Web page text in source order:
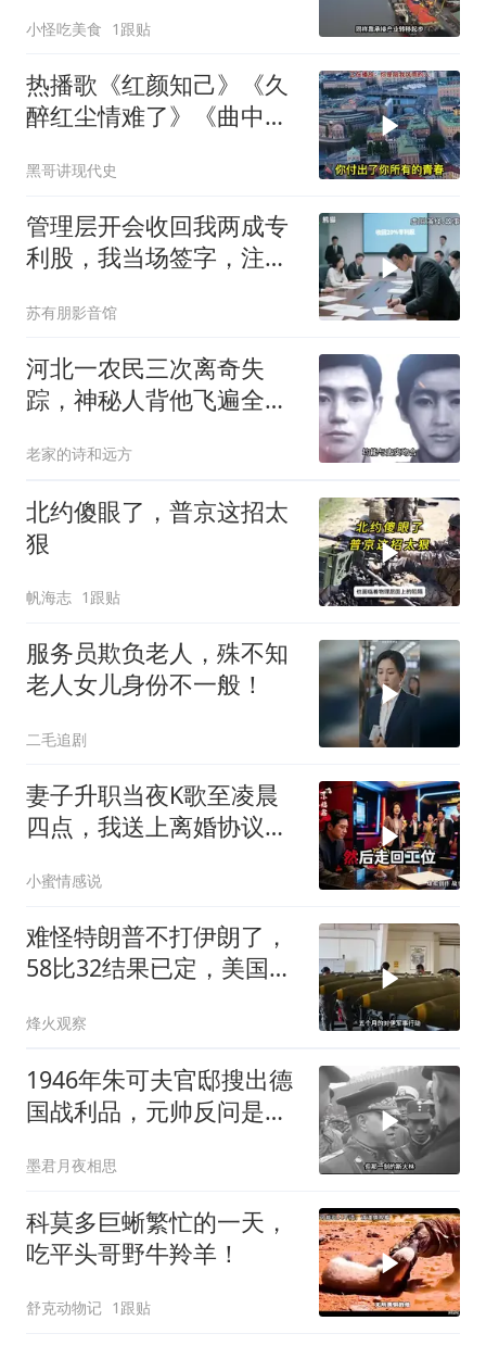
小怪吃美食 1跟贴
热播歌《红颜知己》《久
醉红尘情难了》《曲中
人》
黑哥讲现代史
管理层开会收回我两成专
利股，我当场签字，注销
苏有朋影音馆
河北一农民三次离奇失
踪，神秘人背他飞遍全中
老家的诗和远方
北约傻眼了，普京这招太
狠
帆海志 1跟贴
服务员欺负老人，殊不知
老人女儿身份不一般！
二毛追剧
妻子升职当夜K歌至凌晨
四点，我送上离婚协议果
口：我们谈谈
小蜜情感说
难怪特朗普不打伊朗了，
58比32结果已定，美国专
烽火观察
1946年朱可夫官邸搜出德
国战利品，元帅反问是否
墨君月夜相思
科莫多巨蜥繁忙的一天，
吃平头哥野牛羚羊！
舒克动物记 1跟贴